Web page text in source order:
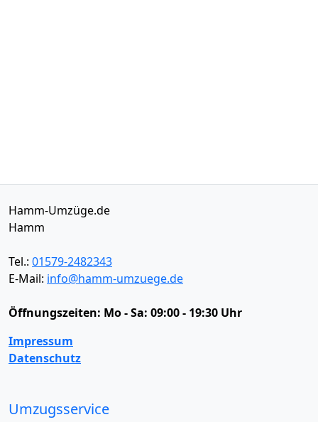
Hamm-Umzüge.de
Hamm
Tel.: 01579-2482343
E-Mail: info@hamm-umzuege.de
Öffnungszeiten: Mo - Sa: 09:00 - 19:30 Uhr
Impressum
Datenschutz
Umzugsservice